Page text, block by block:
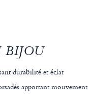
durabilité et éclat
apportant mouvement